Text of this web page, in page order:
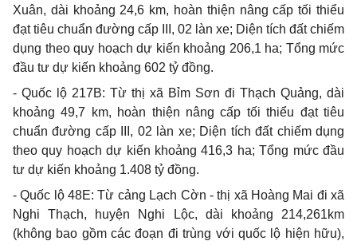
Xuân, dài khoảng 24,6 km, hoàn thiện nâng cấp tối thiểu
đạt tiêu chuẩn đường cấp III, 02 làn xe; Diện tích đất chiếm
dụng theo quy hoạch dự kiến khoảng 206,1 ha; Tổng mức
đầu tư dự kiến khoảng 602 tỷ đồng.
- Quốc lộ 217B: Từ thị xã Bỉm Sơn đi Thạch Quảng, dài
khoảng 49,7 km, hoàn thiện nâng cấp tối thiểu đạt tiêu
chuẩn đường cấp III, 02 làn xe; Diện tích đất chiếm dụng
theo quy hoạch dự kiến khoảng 416,3 ha; Tổng mức đầu
tư dự kiến khoảng 1.408 tỷ đồng.
- Quốc lộ 48E: Từ cảng Lạch Cờn - thị xã Hoàng Mai đi xã
Nghi Thạch, huyện Nghi Lộc, dài khoảng 214,261km
(không bao gồm các đoạn đi trùng với quốc lộ hiện hữu),